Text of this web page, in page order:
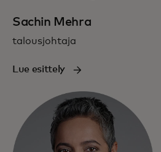
Sachin Mehra
talousjohtaja
Lue esittely